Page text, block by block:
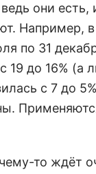
они есть,
Например,
по 31
до 16% (а
с 7 до
то ждёт